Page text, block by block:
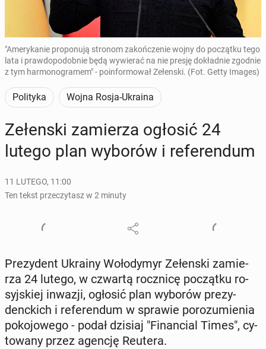
"Amerykanie proponują stronom zakończenie wojny do początku tego
lata i prawdopodobnie będą wywierać na nie presję dokładnie zgodnie
z tym harmonogramem" - poinformował Zełenski. (Fot. Getty Images)
Polityka Wojna Rosja-Ukraina
Ze­łen­ski za­mie­rza ogłosić 24
lutego plan wyborów i re­fe­ren­dum
11 LUTEGO, 11:00
Ten tekst przeczytasz w 2 minuty
Pre­zy­dent Ukrainy Wo­ło­dy­myr Ze­łen­ski za­mie­
rza 24 lutego, w czwartą rocz­ni­cę po­cząt­ku ro­
syj­skiej inwazji, ogłosić plan wyborów pre­zy­
denc­kich i re­fe­ren­dum w sprawie po­ro­zu­mie­nia
po­ko­jo­we­go - podał dzisiaj "Fi­nan­cial Times", cy­
to­wa­ny przez agencję Reutera.